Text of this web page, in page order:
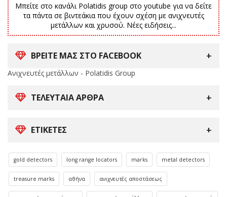
Μπείτε στο κανάλι Polatidis group στο youtube για να δείτε
τα πάντα σε βιντεάκια που έχουν σχέση με ανιχνευτές
μετάλλων και χρυσού. Νέες ειδήσεις...
ΒΡΕΙΤΕ ΜΑΣ ΣΤΟ FACEBOOK
Ανιχνευτές μετάλλων - Polatidis Group
ΤΕΛΕΥΤΑΊΑ ΆΡΘΡΑ
ΕΤΙΚΈΤΕΣ
gold detectors long range locators marks metal detectors
treasure marks αθήνα ανιχνευτές αποστάσεως